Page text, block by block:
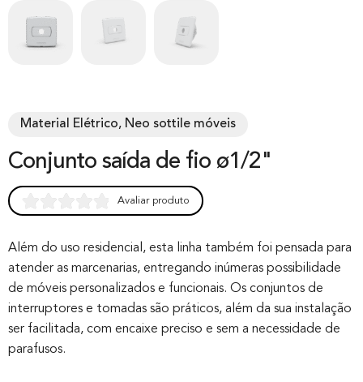
Material Elétrico, Neo sottile móveis
Conjunto saída de fio ø1/2"
out of 0
based on
customer
rating
Avaliar produto
Além do uso residencial, esta linha também foi pensada para
atender as marcenarias, entregando inúmeras possibilidade
de móveis personalizados e funcionais. Os conjuntos de
interruptores e tomadas são práticos, além da sua instalação
ser facilitada, com encaixe preciso e sem a necessidade de
parafusos.